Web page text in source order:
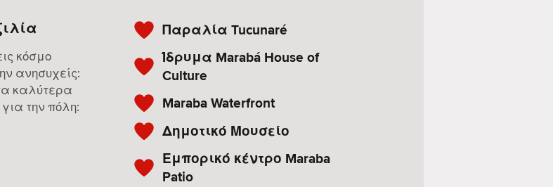
κόσμο
ανησυχείς:
καλύτερα
την πόλη:
Παραλία Tucunaré
Ίδρυμα Marabá House of
Culture
Maraba Waterfront
Δημοτικό Μουσείο
Εμπορικό κέντρο Maraba
Patio